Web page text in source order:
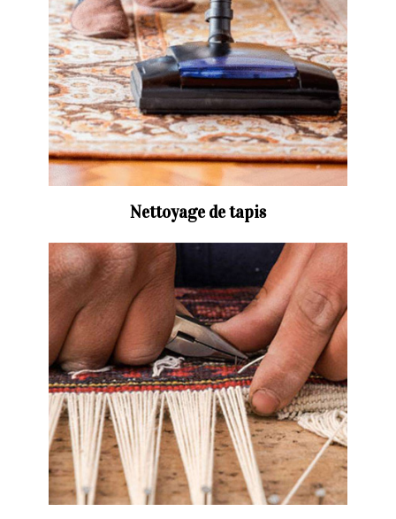
Nettoyage de tapis